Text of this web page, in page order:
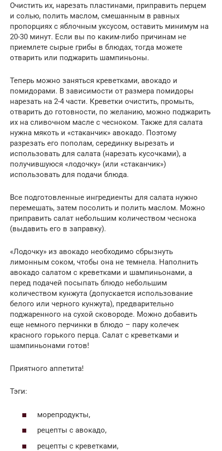
Очистить их, нарезать пластинами, приправить перцем
и солью, полить маслом, смешанным в равных
пропорциях с яблочным уксусом, оставить минимум на
20-30 минут. Если вы по каким-либо причинам не
приемлете сырые грибы в блюдах, тогда можете
отварить или поджарить шампиньоны.
Теперь можно заняться креветками, авокадо и
помидорами. В зависимости от размера помидоры
нарезать на 2-4 части. Креветки очистить, промыть,
отварить до готовности, по желанию, можно поджарить
их на сливочном масле с чесноком. Также для салата
нужна мякоть и «стаканчик» авокадо. Поэтому
разрезать его пополам, серединку вырезать и
использовать для салата (нарезать кусочками), а
получившуюся «лодочку» (или «стаканчик»)
использовать для подачи блюда.
Все подготовленные ингредиенты для салата нужно
перемешать, затем посолить и полить маслом. Можно
приправить салат небольшим количеством чеснока
(выдавить его в заправку).
«Лодочку» из авокадо необходимо сбрызнуть
лимонным соком, чтобы она не темнела. Наполнить
авокадо салатом с креветками и шампиньонами, а
перед подачей посыпать блюдо небольшим
количеством кунжута (допускается использование
белого или черного кунжута), предварительно
поджаренного на сухой сковороде. Можно добавить
еще немного перчинки в блюдо – пару колечек
красного горького перца. Салат с креветками и
шампиньонами готов!
Приятного аппетита!
Тэги:
морепродукты,
рецепты с авокадо,
рецепты с креветками,